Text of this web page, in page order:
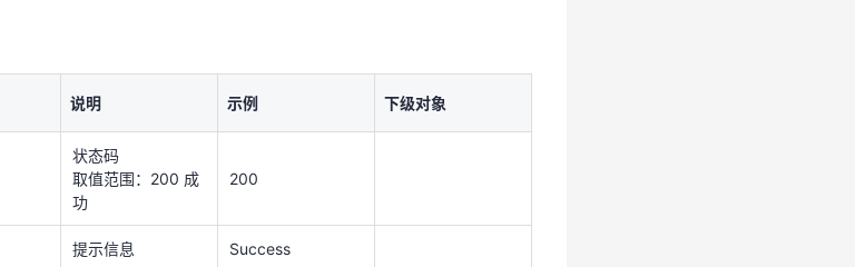
功
提示信息 Success
返回数据结构体
错误码
仅错误时返回
格式为{服务编码}.
说明 示例 下级对象
状态码
取值范围：200 成
功
200
提示信息 Success